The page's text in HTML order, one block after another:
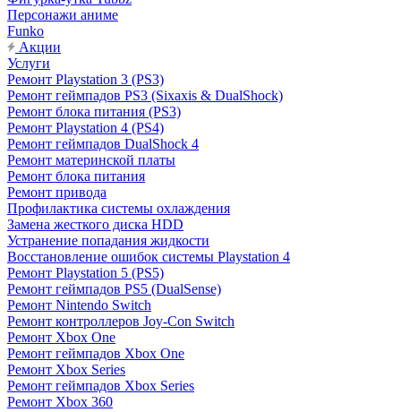
Персонажи аниме
Funko
Акции
Услуги
Ремонт Playstation 3 (PS3)
Ремонт геймпадов PS3 (Sixaxis & DualShock)
Ремонт блока питания (PS3)
Ремонт Playstation 4 (PS4)
Ремонт геймпадов DualShock 4
Ремонт материнской платы
Ремонт блока питания
Ремонт привода
Профилактика системы охлаждения
Замена жесткого диска HDD
Устранение попадания жидкости
Восстановление ошибок системы Playstation 4
Ремонт Playstation 5 (PS5)
Ремонт геймпадов PS5 (DualSense)
Ремонт Nintendo Switch
Ремонт контроллеров Joy-Con Switch
Ремонт Xbox One
Ремонт геймпадов Xbox One
Ремонт Xbox Series
Ремонт геймпадов Xbox Series
Ремонт Xbox 360